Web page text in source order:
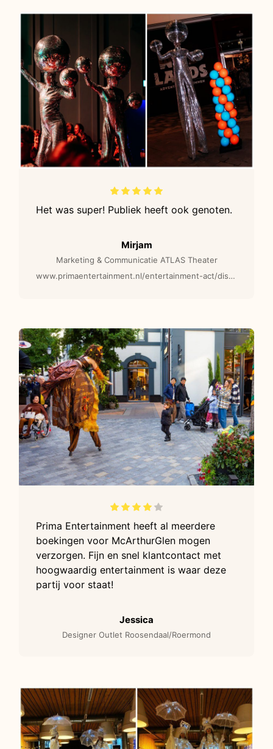
Het was super! Publiek heeft ook genoten.
Mirjam
Marketing & Communicatie ATLAS Theater
www.primaentertainment.nl/entertainment-act/disco-ballen-steltenlopers/
Prima Entertainment heeft al meerdere
boekingen voor McArthurGlen mogen
verzorgen. Fijn en snel klantcontact met
hoogwaardig entertainment is waar deze
partij voor staat!
Jessica
Designer Outlet Roosendaal/Roermond